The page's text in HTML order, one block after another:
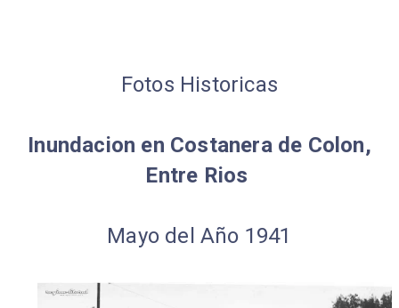
Fotos Historicas
Inundacion en Costanera de Colon,
Entre Rios
Mayo del Año 1941